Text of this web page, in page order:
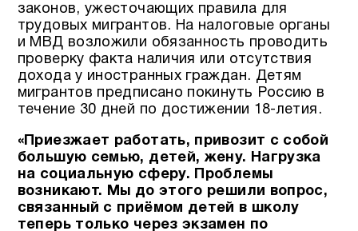
законов, ужесточающих правила для
трудовых мигрантов. На налоговые органы
и МВД возложили обязанность проводить
проверку факта наличия или отсутствия
дохода у иностранных граждан. Детям
мигрантов предписано покинуть Россию в
течение 30 дней по достижении 18-летия.
«Приезжает работать, привозит с собой
большую семью, детей, жену. Нагрузка
на социальную сферу. Проблемы
возникают. Мы до этого решили вопрос,
связанный с приёмом детей в школу
теперь только через экзамен по